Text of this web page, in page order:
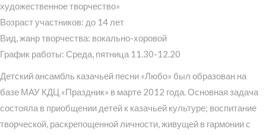
художественное творчество»
Возраст участников: до 14 лет
Вид, жанр творчества: вокально-хоровой
График работы: Среда, пятница 11.30-12.20
Детский ансамбль казачьей песни «Любо» был образован на
базе МАУ КДЦ «Праздник» в марте 2012 года. Основная задача
состояла в приобщении детей к казачьей культуре; воспитание
творческой, раскрепощенной личности, живущей в гармонии с